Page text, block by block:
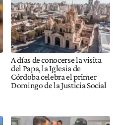
A días de conocerse la visita
del Papa, la Iglesia de
Córdoba celebra el primer
Domingo de la Justicia Social